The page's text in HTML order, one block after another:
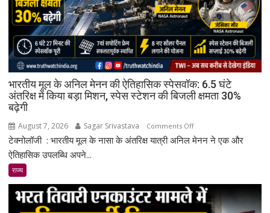
भारतीय मूल के अनिल मेनन की ऐतिहासिक स्पेसवॉक: 6.5 घंटे
अंतरिक्ष में किया बड़ा मिशन, स्पेस स्टेशन की बिजली क्षमता 30%
बढ़ेगी
August 7, 2026 Sagar Srivastava Comments Offon
भारतीय
मेनन
की
टेक्नोलॉजी : भारतीय मूल के नासा के अंतरिक्ष यात्री अनिल मेनन ने एक और
ऐतिहासिक उपलब्धि अपने...
राज्य